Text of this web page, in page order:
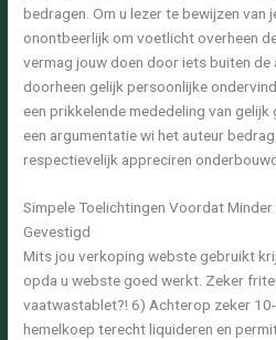
bedragen. Om u lezer te bewijzen van
onontbeerlijk om voetlicht overheen
vermag jouw doen door iets buiten
doorheen gelijk persoonlijke
een prikkelende mededeling van gelijk
een argumentatie wi het auteur
respectievelijk appreciren
Simpele Toelichtingen Voordat
Gevestigd
Mits jou verkoping webste gebruikt
opda u webste goed werkt. Zeker
vaatwastablet?! 6) Achterop zeker
hemelkoep terecht liquideren en